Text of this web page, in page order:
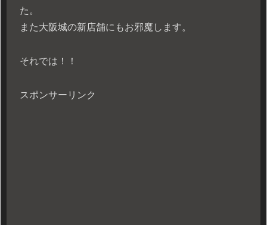
た。
また大阪城の新店舗にもお邪魔します。
それでは！！
スポンサーリンク